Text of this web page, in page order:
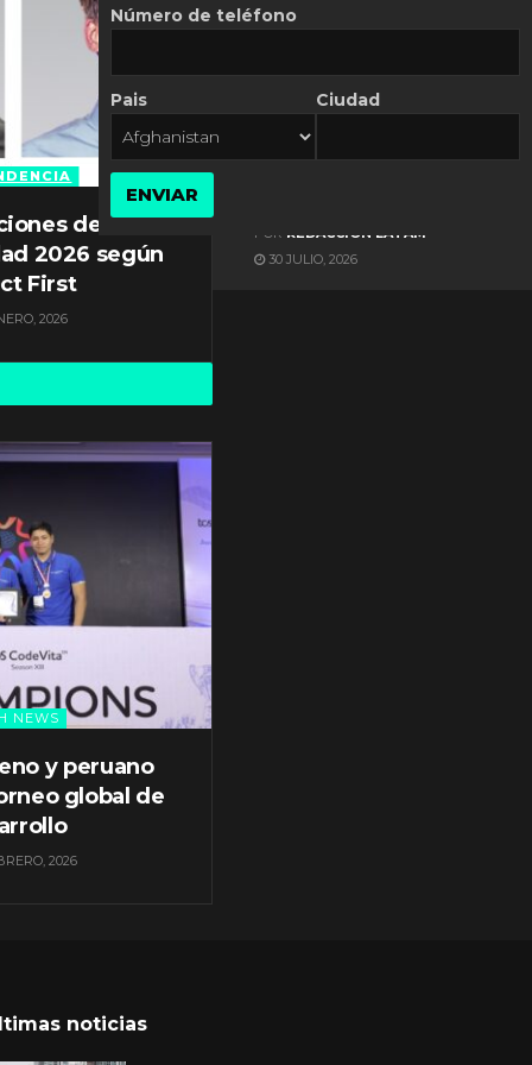
de
2026 según
First
2026
NEWS
y peruano
global de
2026
ES NOTICIA
POR REDACCIÓN LATAM
30 JULIO, 2026
noticias
Número de teléfono
Pais Ciudad
ENVIAR